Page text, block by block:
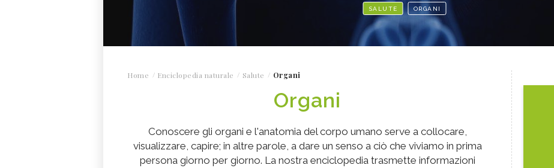
SALUTE ORGANI
Home Enciclopedia naturale Salute Organi
Organi
Conoscere gli organi e l'anatomia del corpo umano serve a collocare,
visualizzare, capire; in altre parole, a dare un senso a ciò che viviamo in prima
persona giorno per giorno. La nostra enciclopedia trasmette informazioni